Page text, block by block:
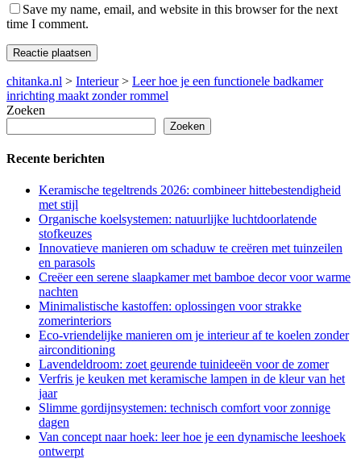
Save my name, email, and website in this browser for the next
time I comment.
chitanka.nl > Interieur> Leer hoe je een functionele badkamer
inrichting maakt zonder rommel
Zoeken
Zoeken
Recente berichten
Keramische tegeltrends 2026: combineer hittebestendigheid
met stijl
Organische koelsystemen: natuurlijke luchtdoorlatende
stofkeuzes
Innovatieve manieren om schaduw te creëren met tuinzeilen
en parasols
Creëer een serene slaapkamer met bamboe decor voor warme
nachten
Minimalistische kastoffen: oplossingen voor strakke
zomerinteriors
Eco-vriendelijke manieren om je interieur af te koelen zonder
airconditioning
Lavendeldroom: zoet geurende tuinideeën voor de zomer
Verfris je keuken met keramische lampen in de kleur van het
jaar
Slimme gordijnsystemen: technisch comfort voor zonnige
dagen
Van concept naar hoek: leer hoe je een dynamische leeshoek
ontwerpt